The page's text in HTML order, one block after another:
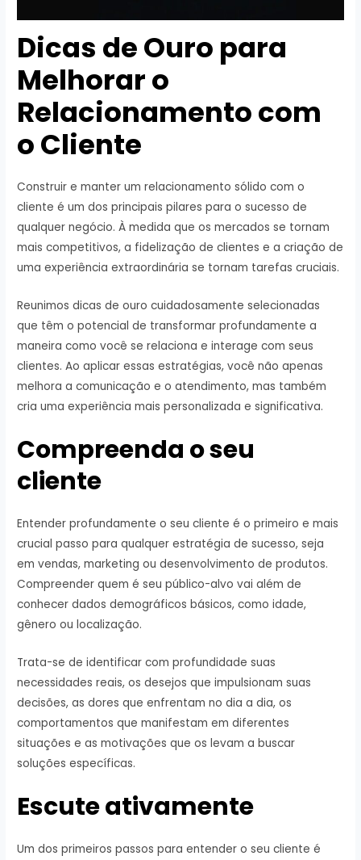
Dicas de Ouro para
Melhorar o
Relacionamento com
o Cliente
Construir e manter um relacionamento sólido com o
cliente é um dos principais pilares para o sucesso de
qualquer negócio. À medida que os mercados se tornam
mais competitivos, a fidelização de clientes e a criação de
uma experiência extraordinária se tornam tarefas cruciais.
Reunimos dicas de ouro cuidadosamente selecionadas
que têm o potencial de transformar profundamente a
maneira como você se relaciona e interage com seus
clientes. Ao aplicar essas estratégias, você não apenas
melhora a comunicação e o atendimento, mas também
cria uma experiência mais personalizada e significativa.
Compreenda o seu
cliente
Entender profundamente o seu cliente é o primeiro e mais
crucial passo para qualquer estratégia de sucesso, seja
em vendas, marketing ou desenvolvimento de produtos.
Compreender quem é seu público-alvo vai além de
conhecer dados demográficos básicos, como idade,
gênero ou localização.
Trata-se de identificar com profundidade suas
necessidades reais, os desejos que impulsionam suas
decisões, as dores que enfrentam no dia a dia, os
comportamentos que manifestam em diferentes
situações e as motivações que os levam a buscar
soluções específicas.
Escute ativamente
Um dos primeiros passos para entender o seu cliente é